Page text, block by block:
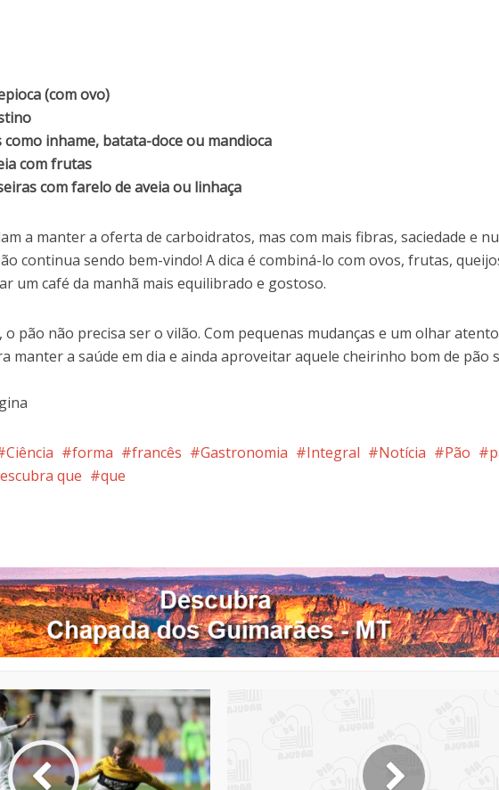
(com ovo)
como inhame, batata-doce ou mandioca
com frutas
com farelo de aveia ou linhaça
a manter a oferta de carboidratos, mas com mais fibras, saciedade e
continua sendo bem-vindo! A dica é combiná-lo com ovos, frutas,
um café da manhã mais equilibrado e gostoso.
o pão não precisa ser o vilão. Com pequenas mudanças e um olhar
manter a saúde em dia e ainda aproveitar aquele cheirinho bom de pão
Ciência forma francês Gastronomia Integral Notícia Pão
que que